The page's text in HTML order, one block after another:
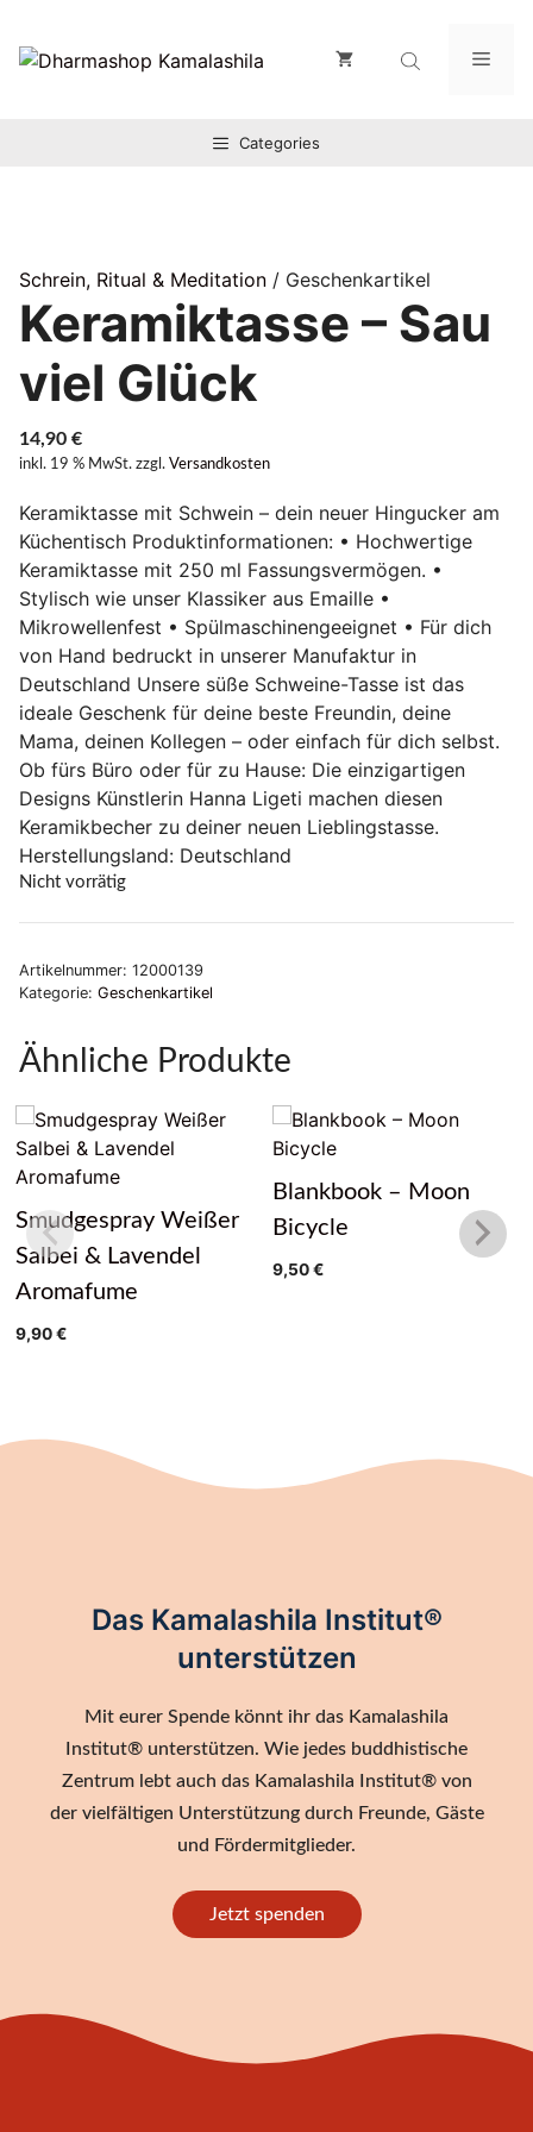
Inhalt
springen
Categories
Schrein, Ritual & Meditation / Geschenkartikel
Keramiktasse – Sau
viel Glück
14,90 €
inkl. 19 % MwSt. zzgl. Versandkosten
Keramiktasse mit Schwein – dein neuer Hingucker am
Küchentisch Produktinformationen: • Hochwertige
Keramiktasse mit 250 ml Fassungsvermögen. •
Stylisch wie unser Klassiker aus Emaille •
Mikrowellenfest • Spülmaschinengeeignet • Für dich
von Hand bedruckt in unserer Manufaktur in
Deutschland Unsere süße Schweine-Tasse ist das
ideale Geschenk für deine beste Freundin, deine
Mama, deinen Kollegen – oder einfach für dich selbst.
Ob fürs Büro oder für zu Hause: Die einzigartigen
Designs Künstlerin Hanna Ligeti machen diesen
Keramikbecher zu deiner neuen Lieblingstasse.
Herstellungsland: Deutschland
Nicht vorrätig
Artikelnummer: 12000139
Kategorie: Geschenkartikel
Ähnliche Produkte
Smudgespray Weißer
Salbei & Lavendel
Aromafume
9,90€
Blankbook – Moon
Bicycle
9,50€
Das Kamalashila Institut®
unterstützen
Mit eurer Spende könnt ihr das Kamalashila
Institut® unterstützen. Wie jedes buddhistische
Zentrum lebt auch das Kamalashila Institut® von
der vielfältigen Unterstützung durch Freunde, Gäste
und Fördermitglieder.
Jetzt spenden